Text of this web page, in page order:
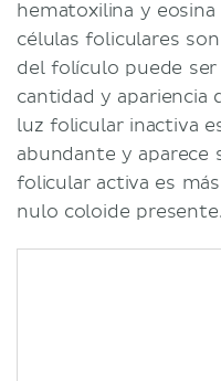
hematoxilina y
células foliculares
del folículo puede
cantidad y apariencia
luz folicular inactiva
abundante y aparece
folicular activa es
nulo coloide presente.